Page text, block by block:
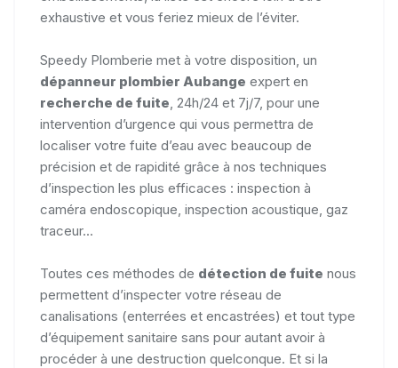
exhaustive et vous feriez mieux de l’éviter.
Speedy Plomberie met à votre disposition, un
dépanneur plombier Aubange expert en
recherche de fuite , 24h/24 et 7j/7, pour une
intervention d’urgence qui vous permettra de
localiser votre fuite d’eau avec beaucoup de
précision et de rapidité grâce à nos techniques
d’inspection les plus efficaces : inspection à
caméra endoscopique, inspection acoustique, gaz
traceur...
Toutes ces méthodes de détection de fuite nous
permettent d’inspecter votre réseau de
canalisations (enterrées et encastrées) et tout type
d’équipement sanitaire sans pour autant avoir à
procéder à une destruction quelconque. Et si la